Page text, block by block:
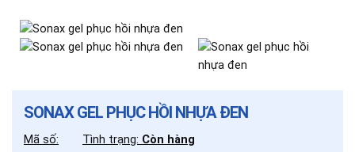
SONAX GEL PHỤC HỒI NHỰA ĐEN
Mã số: Tình trạng: Còn hàng